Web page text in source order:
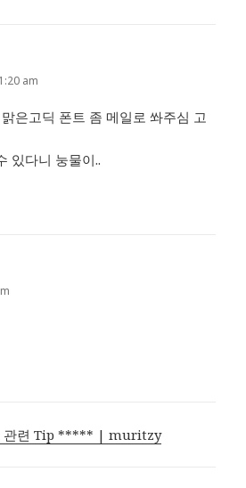
am
은고딕 폰트 좀 메일로 쏴주심 고
있다니 눙물이..
관련 Tip ***** | muritzy